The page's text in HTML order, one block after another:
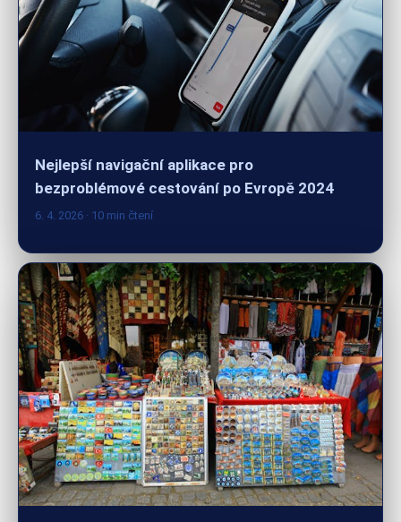
Nejlepší navigační aplikace pro
6. 4. 2026· 10 min čtení
Najděte Nejlevnější Suvenýry na Evropských